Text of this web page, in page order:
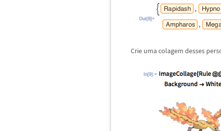
Out[8]=
Crie uma colagem desses
In[9]:=